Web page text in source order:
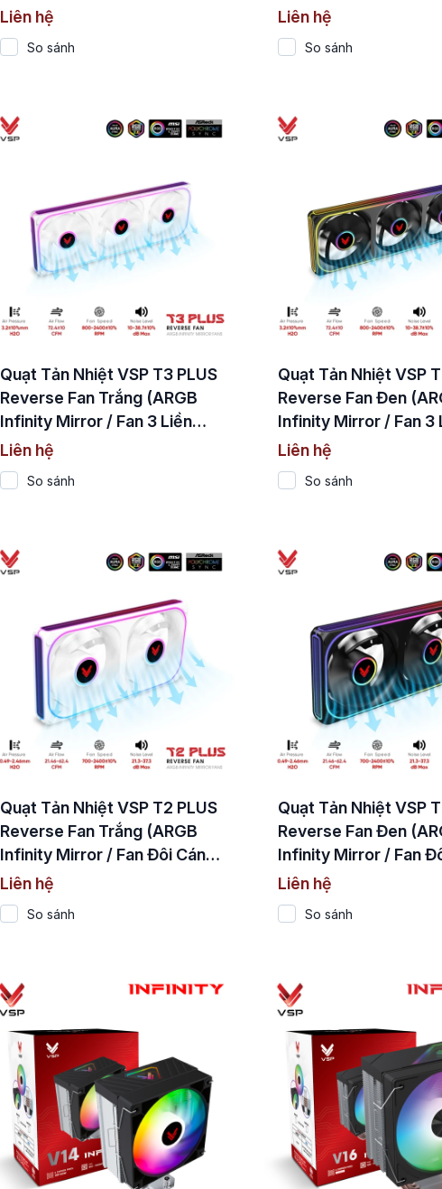
/ TDP 200W)
Liên hệ
So sánh
Liên hệ
So sánh
Quạt Tản Nhiệt VSP T3 PLUS
Reverse Fan Trắng (ARGB
Infinity Mirror / Fan 3 Liền
Khối Cánh Ngược)
Liên hệ
So sánh
Quạt Tản Nhiệt VSP
Reverse Fan Đen
Infinity Mirror / Fan 3
Khối Cánh Ngược)
Liên hệ
So sánh
Quạt Tản Nhiệt VSP T2 PLUS
Reverse Fan Trắng (ARGB
Infinity Mirror / Fan Đôi Cánh
Ngược)
Liên hệ
So sánh
Quạt Tản Nhiệt VSP
Reverse Fan Đen
Infinity Mirror / Fan
Ngược)
Liên hệ
So sánh